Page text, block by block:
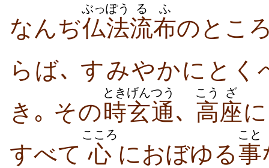
なんぢ仏法
ぶっぽう
流布
るふ
のとこ
らば､ すみやかにと
き｡ その時
とき
玄通
げんつう
､ 高
こう
座
ざ
すべて 心
こころ
におぼゆる事
こと